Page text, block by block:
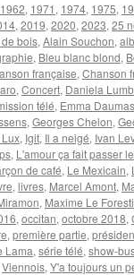
1962, 1971 , 1974, 1975,
, 2019, 2020, 2023, 25
bois, Alain Souchon,
, Bleu blanc blond,
française, Chanson
, Concert, Daniela
télé, Emma Daumas
, Georges Chelon,
, Igit, Il a neigé, Ivan
, L'amour ça fait passer
de café, Le Mexicain,
, livres, Marcel Amont,
, Maxime Le
, occitan, octobre 2018,
, première partie,
Lama, série télé, show-
Viennois, Y'a toujours un